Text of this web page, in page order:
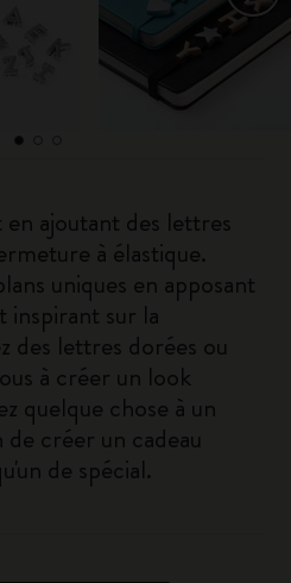
ajoutant des lettres
à élastique.
uniques en apposant
inspirant sur la
des lettres dorées ou
à créer un look
quelque chose à un
créer un cadeau
de spécial.